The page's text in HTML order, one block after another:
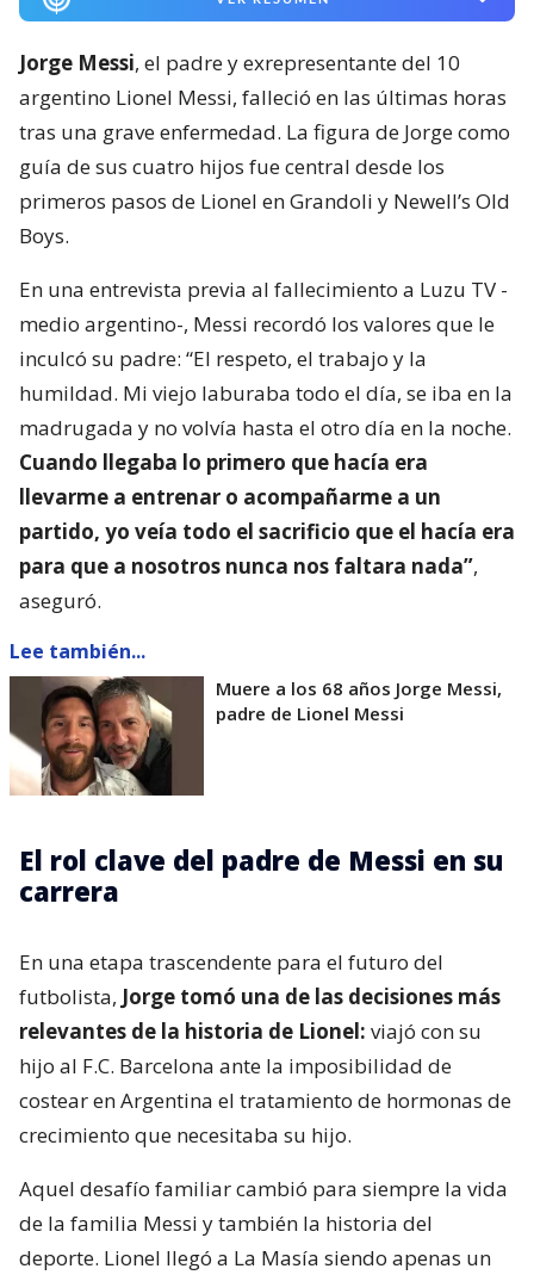
Jorge Messi, el padre y exrepresentante del 10
argentino Lionel Messi, falleció en las últimas horas
tras una grave enfermedad. La figura de Jorge como
guía de sus cuatro hijos fue central desde los
primeros pasos de Lionel en Grandoli y Newell’s Old
Boys.
En una entrevista previa al fallecimiento a Luzu TV -
medio argentino-, Messi recordó los valores que le
inculcó su padre: “El respeto, el trabajo y la
humildad. Mi viejo laburaba todo el día, se iba en la
madrugada y no volvía hasta el otro día en la noche.
Cuando llegaba lo primero que hacía era
llevarme a entrenar o acompañarme a un
partido, yo veía todo el sacrificio que el hacía era
para que a nosotros nunca nos faltara nada”,
aseguró.
Lee también...
Muere a los 68 años Jorge Messi,
padre de Lionel Messi
El rol clave del padre de Messi en su
carrera
En una etapa trascendente para el futuro del
futbolista, Jorge tomó una de las decisiones más
relevantes de la historia de Lionel: viajó con su
hijo al F.C. Barcelona ante la imposibilidad de
costear en Argentina el tratamiento de hormonas de
crecimiento que necesitaba su hijo.
Aquel desafío familiar cambió para siempre la vida
de la familia Messi y también la historia del
deporte. Lionel llegó a La Masía siendo apenas un